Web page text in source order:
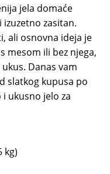
jela domaće
zasitan.
ali osnovna ideja je
mesom ili bez njega,
Danas vam
slatkog kupusa po
ukusno jelo za
kg)